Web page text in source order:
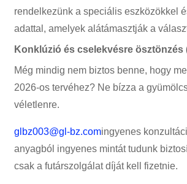
rendelkezünk a speciális eszközökkel
adattal, amelyek alátámasztják a
Konklúzió és cselekvésre ösztönzés
Még mindig nem biztos benne, hogy
2026-os tervéhez? Ne bízza a
véletlenre.
glbz003@gl-bz.comingyenes
anyagból ingyenes mintát tudunk
csak a futárszolgálat díját kell fizetnie.